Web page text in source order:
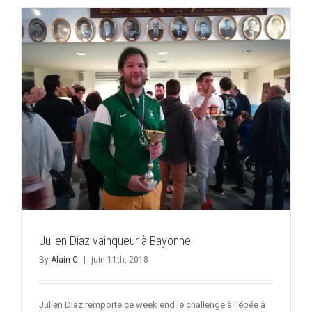
Julien Diaz vainqueur à Bayonne
By Alain C. | juin 11th, 2018
Julien Diaz remporte ce week end le challenge à l'épée à